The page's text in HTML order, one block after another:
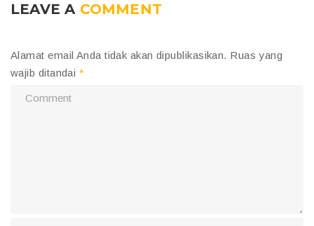
LEAVE A COMMENT
Alamat email Anda tidak akan dipublikasikan. Ruas yang
wajib ditandai *